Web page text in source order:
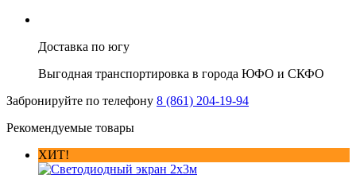
Доставка по югу
Выгодная транспортировка в города ЮФО и СКФО
Забронируйте по телефону 8 (861) 204-19-94
Рекомендуемые товары
ХИТ!